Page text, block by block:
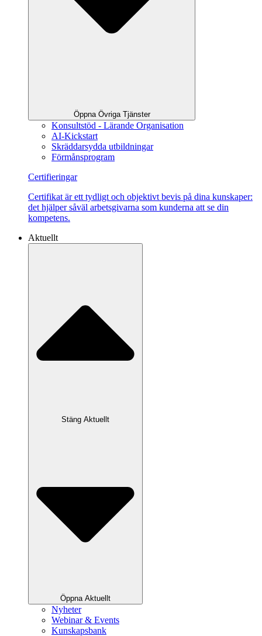
Öppna Övriga Tjänster
Konsultstöd - Lärande Organisation
AI-Kickstart
Skräddarsydda utbildningar
Förmånsprogram
Certifieringar
Certifikat är ett tydligt och objektivt bevis på dina kunskaper:
det hjälper såväl arbetsgivarna som kunderna att se din
kompetens.
Aktuellt
Stäng Aktuellt
Öppna Aktuellt
Nyheter
Webinar & Events
Kunskapsbank